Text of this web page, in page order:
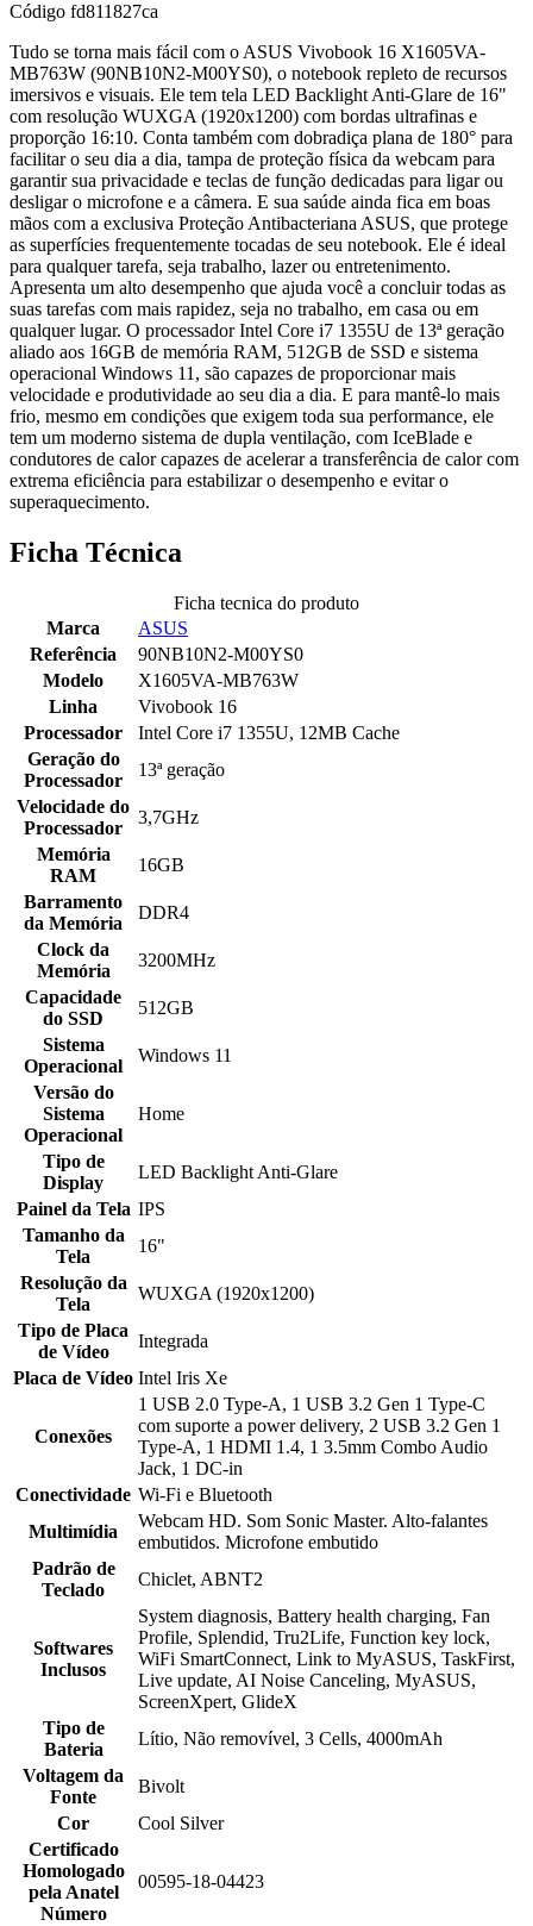
Código fd811827ca
Tudo se torna mais fácil com o ASUS Vivobook 16 X1605VA-
MB763W (90NB10N2-M00YS0), o notebook repleto de recursos
imersivos e visuais. Ele tem tela LED Backlight Anti-Glare de 16"
com resolução WUXGA (1920x1200) com bordas ultrafinas e
proporção 16:10. Conta também com dobradiça plana de 180° para
facilitar o seu dia a dia, tampa de proteção física da webcam para
garantir sua privacidade e teclas de função dedicadas para ligar ou
desligar o microfone e a câmera. E sua saúde ainda fica em boas
mãos com a exclusiva Proteção Antibacteriana ASUS, que protege
as superfícies frequentemente tocadas de seu notebook. Ele é ideal
para qualquer tarefa, seja trabalho, lazer ou entretenimento.
Apresenta um alto desempenho que ajuda você a concluir todas as
suas tarefas com mais rapidez, seja no trabalho, em casa ou em
qualquer lugar. O processador Intel Core i7 1355U de 13ª geração
aliado aos 16GB de memória RAM, 512GB de SSD e sistema
operacional Windows 11, são capazes de proporcionar mais
velocidade e produtividade ao seu dia a dia. E para mantê-lo mais
frio, mesmo em condições que exigem toda sua performance, ele
tem um moderno sistema de dupla ventilação, com IceBlade e
condutores de calor capazes de acelerar a transferência de calor com
extrema eficiência para estabilizar o desempenho e evitar o
superaquecimento.
Ficha Técnica
Ficha tecnica do produto
Marca
ASUS
Referência
90NB10N2-M00YS0
Modelo
X1605VA-MB763W
Linha
Vivobook 16
Processador
Intel Core i7 1355U, 12MB Cache
Geração do
Processador
13ª geração
Velocidade do
Processador
3,7GHz
Memória
RAM
16GB
Barramento
da Memória
DDR4
Clock da
Memória
3200MHz
Capacidade
do SSD
512GB
Sistema
Operacional
Windows 11
Versão do
Sistema
Operacional
Home
Tipo de
Display
LED Backlight Anti-Glare
Painel da Tela IPS
Tamanho da
Tela
16"
Resolução da
Tela
WUXGA (1920x1200)
Tipo de Placa
de Vídeo
Integrada
Placa de Vídeo Intel Iris Xe
Conexões
1 USB 2.0 Type-A, 1 USB 3.2 Gen 1 Type-C
com suporte a power delivery, 2 USB 3.2 Gen 1
Type-A, 1 HDMI 1.4, 1 3.5mm Combo Audio
Jack, 1 DC-in
Conectividade Wi-Fi e Bluetooth
Multimídia
Webcam HD. Som Sonic Master. Alto-falantes
embutidos. Microfone embutido
Padrão de
Teclado
Chiclet, ABNT2
Softwares
Inclusos
System diagnosis, Battery health charging, Fan
Profile, Splendid, Tru2Life, Function key lock,
WiFi SmartConnect, Link to MyASUS, TaskFirst,
Live update, AI Noise Canceling, MyASUS,
ScreenXpert, GlideX
Tipo de
Bateria
Lítio, Não removível, 3 Cells, 4000mAh
Voltagem da
Fonte
Bivolt
Cor
Cool Silver
Certificado
Homologado
pela Anatel
Número
00595-18-04423